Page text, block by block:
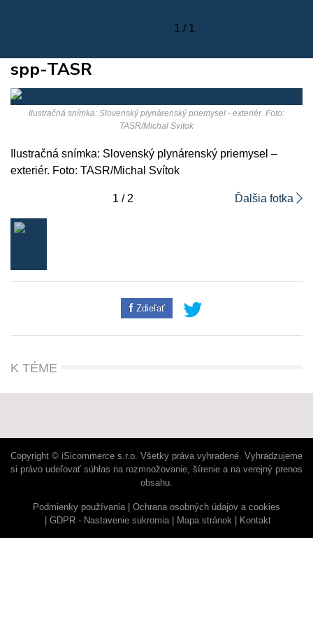
1 / 1
spp-TASR
Ilustračná snímka: Slovenský plynárenský priemysel - exteriér. Foto:
TASR/Michal Svítok
Ilustračná snímka: Slovenský plynárenský priemysel –
exteriér. Foto: TASR/Michal Svítok
1 / 2 Ďalšia fotka
Zdieľať
K TÉME
Copyright © iSicommerce s.r.o. Všetky práva vyhradené. Vyhradzujeme
si právo udeľovať súhlas na rozmnožovanie, šírenie a na verejný prenos
obsahu.
Podmienky používania
Ochrana osobných údajov a cookies
GDPR - Nastavenie sukromia
Mapa stránok Kontakt